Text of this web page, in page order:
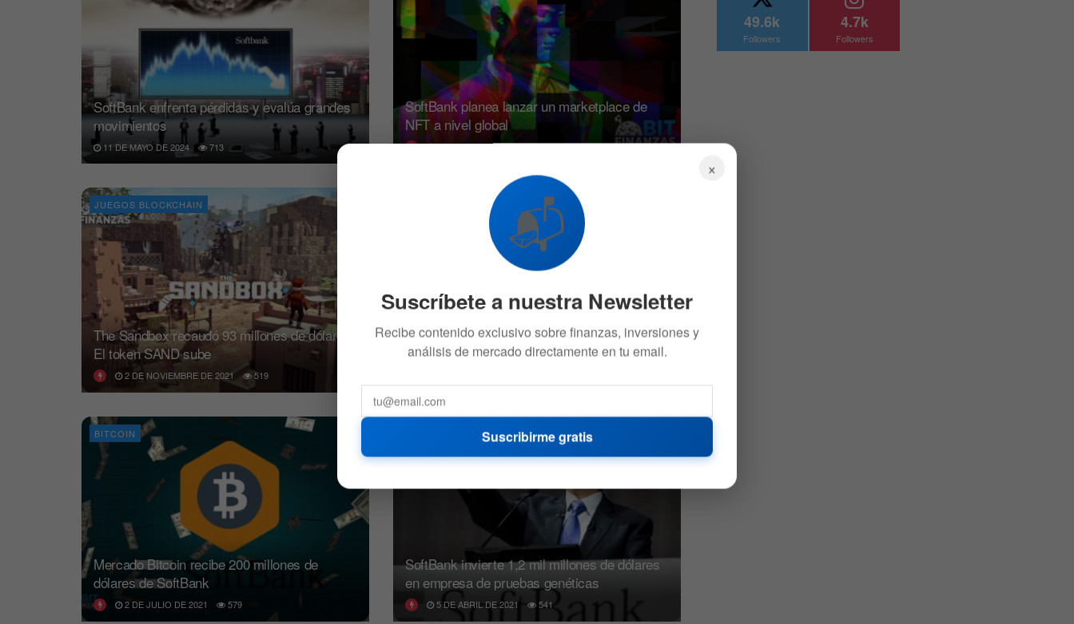
SoftBank enfrenta pérdidas y evalúa grandes
movimientos
11 DE MAYO DE 2024 713
SoftBank planea lanzar un marketplace de
NFT a nivel global
10 DE MARZO DE 2022 547
JUEGOS BLOCKCHAIN
The Sandbox recaudó 93 millones de dólares:
El token SAND sube
2 DE NOVIEMBRE DE 2021 519
Elliptic recauda 60 millones de dólares
apoyada por Evolution Equity Partners
BITCOIN
Mercado Bitcoin recibe 200 millones de
dólares de SoftBank
2 DE JULIO DE 2021 579
SoftBank invierte 1,2 mil millones de dólares
en empresa de pruebas genéticas
5 DE ABRIL DE 2021 541
49.6k
Followers
4.7k
Followers
×
📬
Suscríbete a nuestra Newsletter
Recibe contenido exclusivo sobre finanzas, inversiones y
análisis de mercado directamente en tu email.
Suscribirme gratis